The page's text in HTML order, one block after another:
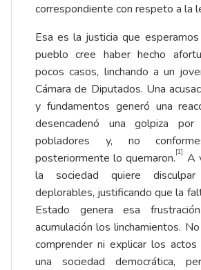
correspondiente con respeto a la
Esa es la justicia que
pueblo cree haber hecho
pocos casos, linchando a un
Cámara de Diputados. Una
y fundamentos generó una
desencadenó una golpiza
pobladores y, no
posteriormente lo quemaron.[1] A
la sociedad quiere
deplorables, justificando que la
Estado genera esa
acumulación los linchamientos.
comprender ni explicar los
una sociedad democrática,